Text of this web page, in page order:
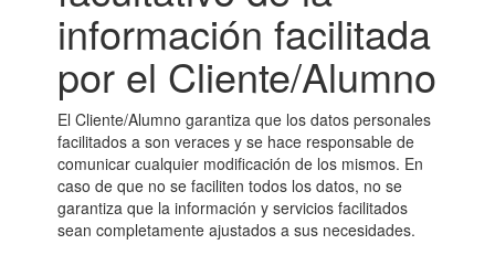
información facilitada
por el Cliente/Alumno
El Cliente/Alumno garantiza que los datos personales
facilitados a son veraces y se hace responsable de
comunicar cualquier modificación de los mismos. En
caso de que no se faciliten todos los datos, no se
garantiza que la información y servicios facilitados
sean completamente ajustados a sus necesidades.